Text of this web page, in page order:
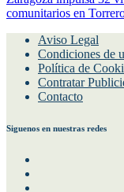
comunitarios en
Aviso Legal
Condiciones de
Política de
Contratar
Contacto
Siguenos en nuestras redes